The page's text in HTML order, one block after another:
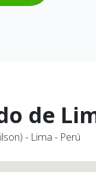
de
- Lima - Perú